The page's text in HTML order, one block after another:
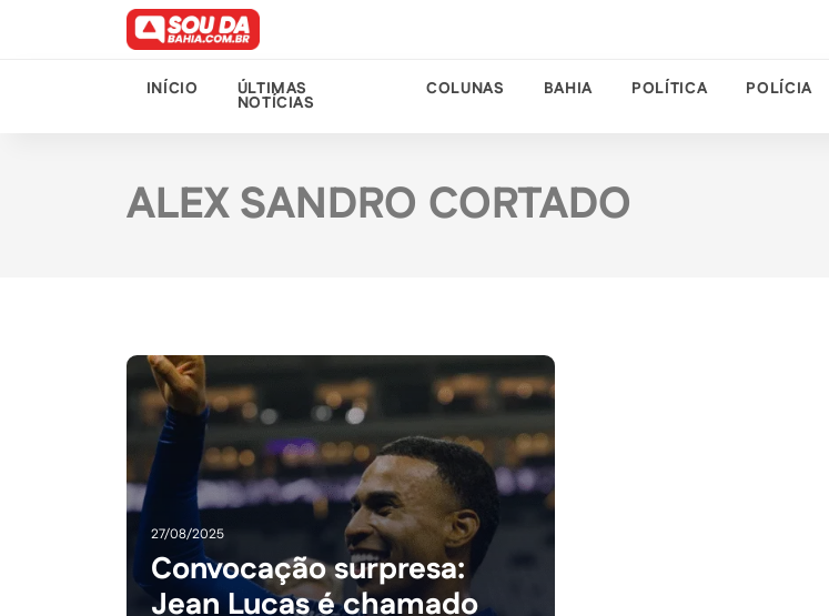
INÍCIO ÚLTIMAS
NOTÍCIAS
COLUNAS BAHIA POLÍTICA POLÍCIA
ALEX SANDRO CORTADO
27/08/2025
Convocação surpresa:
Jean Lucas é chamado